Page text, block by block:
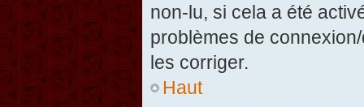
non-lu, si cela a été
problèmes de
les corriger.
Haut